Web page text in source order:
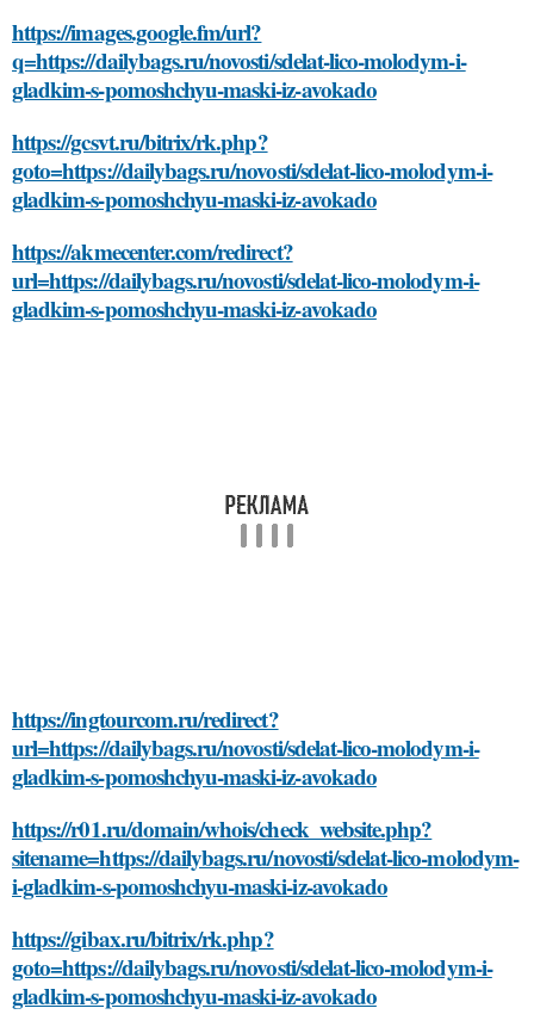
https://images.google.fm/url?
q=https://dailybags.ru/novosti/sdelat-lico-molodym-i-
gladkim-s-pomoshchyu-maski-iz-avokado
https://gcsvt.ru/bitrix/rk.php?
goto=https://dailybags.ru/novosti/sdelat-lico-molodym-i-
gladkim-s-pomoshchyu-maski-iz-avokado
https://akmecenter.com/redirect?
url=https://dailybags.ru/novosti/sdelat-lico-molodym-i-
gladkim-s-pomoshchyu-maski-iz-avokado
https://ingtourcom.ru/redirect?
url=https://dailybags.ru/novosti/sdelat-lico-molodym-i-
gladkim-s-pomoshchyu-maski-iz-avokado
https://r01.ru/domain/whois/check_website.php?
sitename=https://dailybags.ru/novosti/sdelat-lico-molodym-
i-gladkim-s-pomoshchyu-maski-iz-avokado
https://gibax.ru/bitrix/rk.php?
goto=https://dailybags.ru/novosti/sdelat-lico-molodym-i-
gladkim-s-pomoshchyu-maski-iz-avokado